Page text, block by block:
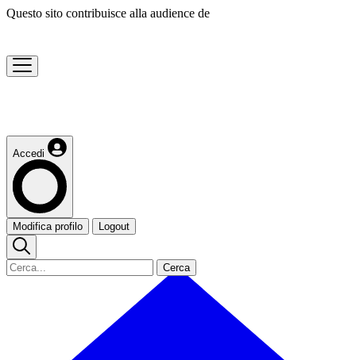
Questo sito contribuisce alla audience de
Accedi
Modifica profilo Logout
Cerca